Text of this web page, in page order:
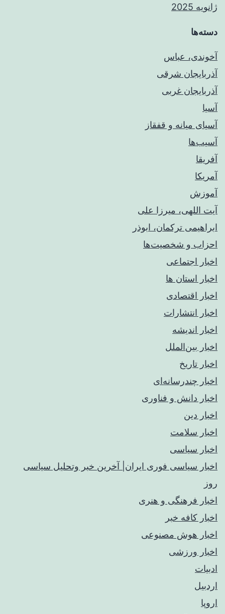
ژانویه 2025
دسته‌ها
آخوندی، عباس
آذربایجان شرقی
آذربایجان غربی
آسیا
آسیای میانه و قفقاز
آسیب‌ها
آفریقا
آمریکا
آموزش
آیت اللهی، میرزا علی
ابراهیمی ترکمان، ابوذر
احزاب و شخصیت‌ها
اخبار اجتماعی
اخبار استان ها
اخبار اقتصادی
اخبار انتشارات
اخبار اندیشه
اخبار بین‌الملل
اخبار تاریخ
اخبار چندرسانه‌ای
اخبار دانش و فناوری
اخبار دین
اخبار سلامت
اخبار سیاسی
اخبار سیاسی فوری ایران| آخرین خبر وتحلیل سیاسی
روز
اخبار فرهنگی و هنری
اخبار کافه خبر
اخبار هوش مصنوعی
اخبار ورزشی
ادبیات
اردبیل
اروپا